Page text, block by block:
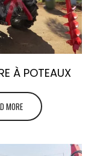
À POTEAUX
MORE